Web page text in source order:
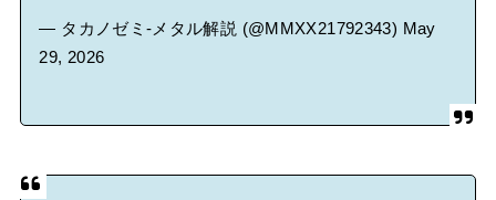
— タカノゼミ-メタル解説 (@MMXX21792343) May
29, 2026